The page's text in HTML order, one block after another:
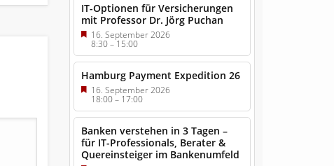
IT-Optionen für Versicherungen
mit Professor Dr. Jörg Puchan
16. September 2026
8:30–15:00
Hamburg Payment Expedition 26
16. September 2026
18:00– 17:00
Banken verstehen in 3 Tagen –
für IT-Professionals, Berater &
Quereinsteiger im Bankenumfeld